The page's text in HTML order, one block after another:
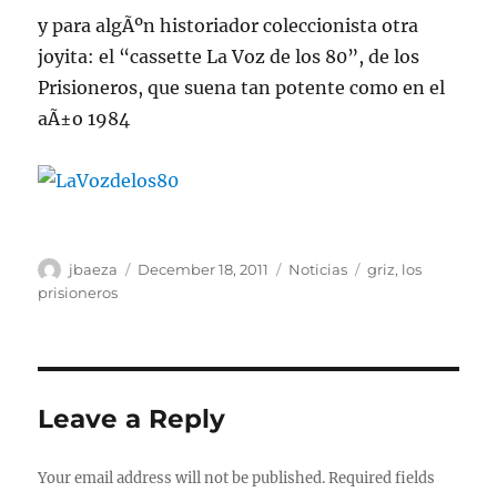
y para algÃºn historiador coleccionista otra
joyita: el “cassette La Voz de los 80”, de los
Prisioneros, que suena tan potente como en el
aÃ±o 1984
Author
jbaeza
Posted
December 18, 2011 Categories
Noticias Tags
griz, los
prisioneros
Leave a Reply
Your email address will not be published. Required fields